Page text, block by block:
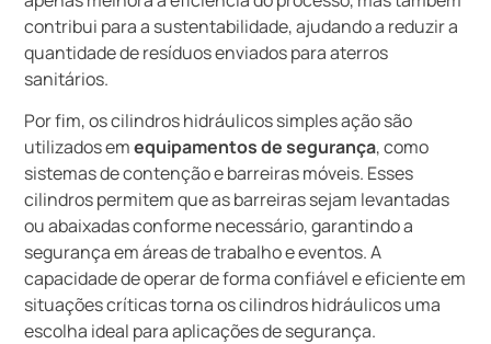
contribui para a sustentabilidade, ajudando a reduzir a
quantidade de resíduos enviados para aterros
sanitários.
Por fim, os cilindros hidráulicos simples ação são
utilizados emequipamentos de segurança, como
sistemas de contenção e barreiras móveis. Esses
cilindros permitem que as barreiras sejam levantadas
ou abaixadas conforme necessário, garantindo a
segurança em áreas de trabalho e eventos. A
capacidade de operar de forma confiável e eficiente em
situações críticas torna os cilindros hidráulicos uma
escolha ideal para aplicações de segurança.